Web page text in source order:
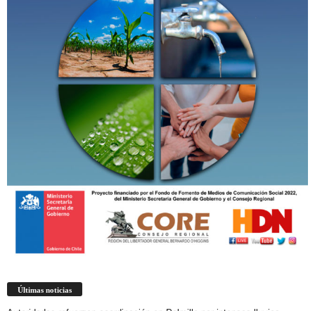
Últimas noticias